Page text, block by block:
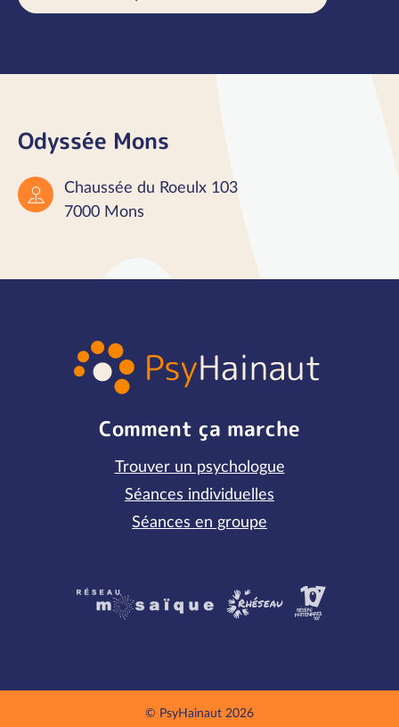
Odyssée Mons
Chaussée du Roeulx 103
7000 Mons
Comment ça marche
Trouver un psychologue
Séances individuelles
Séances en groupe
Partenaires
© PsyHainaut 2026